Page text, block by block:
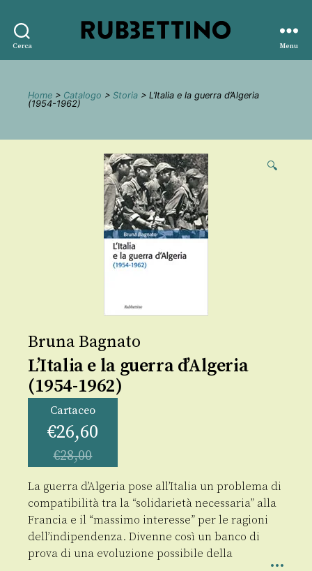
Cerca
editore
Menu
Home > Catalogo > Storia > L’Italia e la guerra d’Algeria
(1954-1962)
🔍
Bruna Bagnato
L’Italia e la guerra d’Algeria
(1954-1962)
Cartaceo
€26,60
€28,00
La guerra d’Algeria pose all’Italia un problema di
compatibilità tra la “solidarietà necessaria” alla
Francia e il “massimo interesse” per le ragioni
dell’indipendenza. Divenne così un banco di
prova di una evoluzione possibile della